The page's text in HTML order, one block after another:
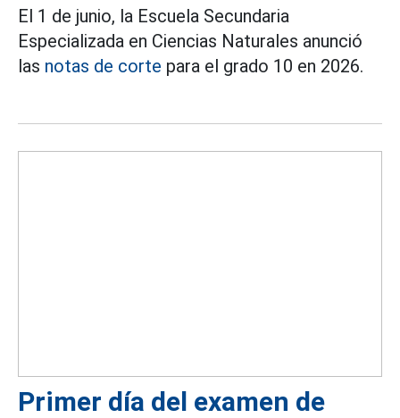
El 1 de junio, la Escuela Secundaria
Especializada en Ciencias Naturales anunció
las notas de corte para el grado 10 en 2026.
Primer día del examen de